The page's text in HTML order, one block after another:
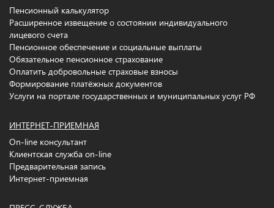
Пенсионный калькулятор
Расширенное извещение о состоянии индивидуального
лицевого счета
Пенсионное обеспечение и социальные выплаты
Обязательное пенсионное страхование
Оплатить добровольные страховые взносы
Формирование платёжных документов
Услуги на портале государственных и муниципальных услуг РФ
ИНТЕРНЕТ-ПРИЕМНАЯ
On-line консультант
Клиентская служба on-line
Предварительная запись
Интернет-приемная